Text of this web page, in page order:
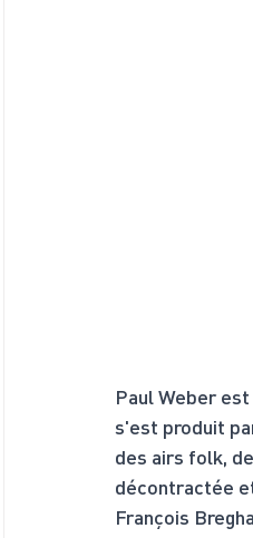
Paul Weber
s'est produit
des airs folk,
décontractée
François